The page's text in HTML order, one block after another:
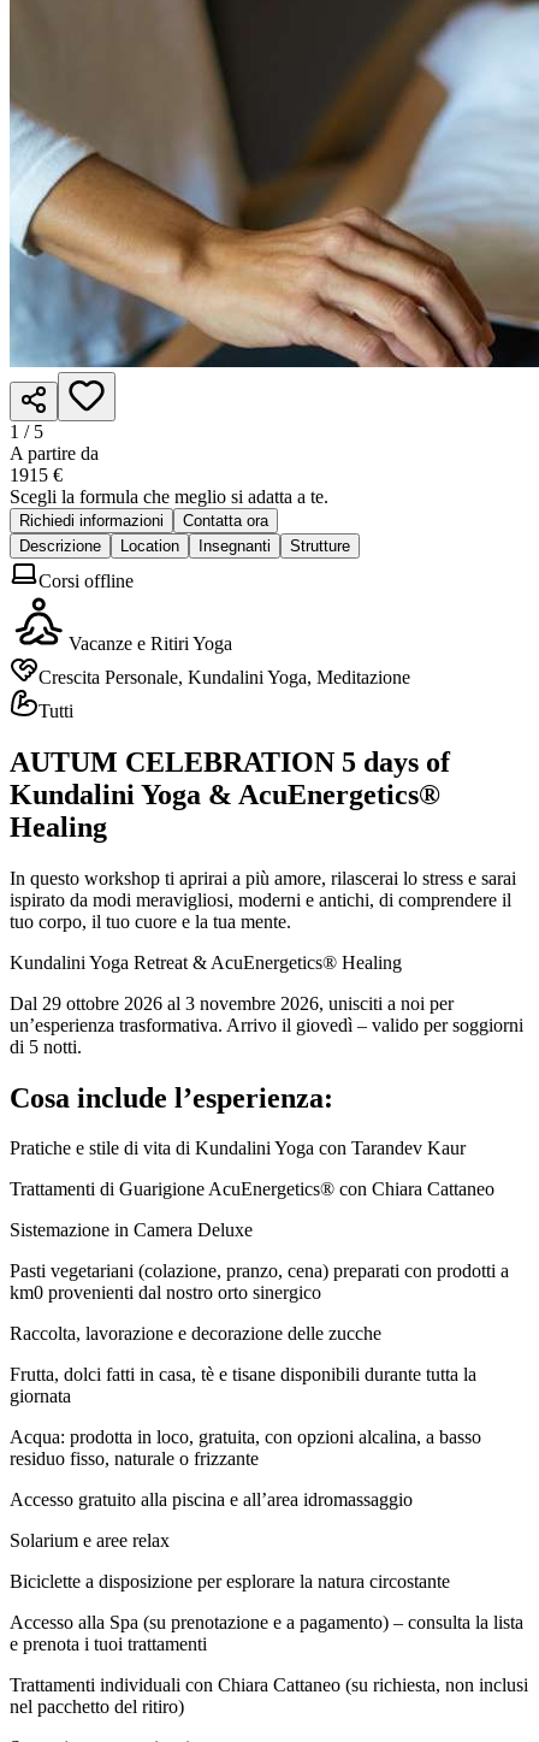
1 / 5
A partire da
1915 €
Scegli la formula che meglio si adatta a te.
Richiedi informazioni
Contatta ora
Descrizione
Location Insegnanti Strutture
Corsi offline
Vacanze e Ritiri Yoga
Crescita Personale, Kundalini Yoga, Meditazione
Tutti
AUTUM CELEBRATION 5 days of
Kundalini Yoga & AcuEnergetics®
Healing
In questo workshop ti aprirai a più amore, rilascerai lo stress e sarai
ispirato da modi meravigliosi, moderni e antichi, di comprendere il
tuo corpo, il tuo cuore e la tua mente.
Kundalini Yoga Retreat & AcuEnergetics® Healing
Dal 29 ottobre 2026 al 3 novembre 2026, unisciti a noi per
un’esperienza trasformativa. Arrivo il giovedì – valido per soggiorni
di 5 notti.
Cosa include l’esperienza:
Pratiche e stile di vita di Kundalini Yoga con Tarandev Kaur
Trattamenti di Guarigione AcuEnergetics® con Chiara Cattaneo
Sistemazione in Camera Deluxe
Pasti vegetariani (colazione, pranzo, cena) preparati con prodotti a
km0 provenienti dal nostro orto sinergico
Raccolta, lavorazione e decorazione delle zucche
Frutta, dolci fatti in casa, tè e tisane disponibili durante tutta la
giornata
Acqua: prodotta in loco, gratuita, con opzioni alcalina, a basso
residuo fisso, naturale o frizzante
Accesso gratuito alla piscina e all’area idromassaggio
Solarium e aree relax
Biciclette a disposizione per esplorare la natura circostante
Accesso alla Spa (su prenotazione e a pagamento) – consulta la lista
e prenota i tuoi trattamenti
Trattamenti individuali con Chiara Cattaneo (su richiesta, non inclusi
nel pacchetto del ritiro)